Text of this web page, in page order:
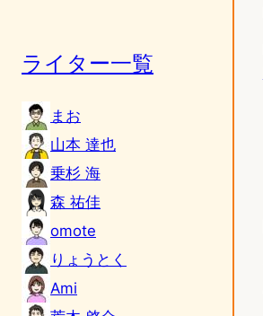
ライター一覧
まお
山本 達也
乗杉 海
森 祐佳
omote
りょうとく
Ami